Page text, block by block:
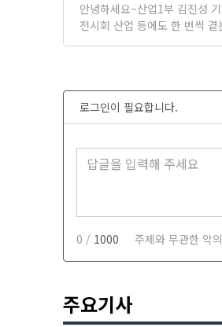
안녕하세요~산업1부 김진성
전시회 산업 등에도 한 번씩
로그인이 필요합니다.
0 / 1000 주제와 무관한 악
주요기사